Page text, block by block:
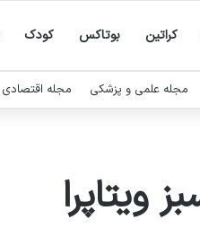
کراتین بوتاکس کودک
مجله علمی و پزشکی مجله اقتصادی